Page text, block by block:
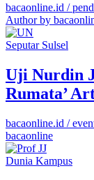
bacaonline.id /
Author by
Seputar Sulsel
Uji Nurdin
Rumata’
bacaonline.id /
bacaonline
Dunia Kampus